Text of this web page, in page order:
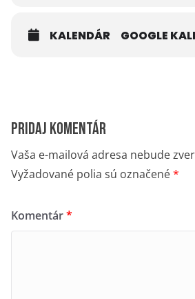
KALENDÁR GOOGLE
Pridaj komentár
Vaša e-mailová adresa nebude
Vyžadované polia sú označené*
Komentár*